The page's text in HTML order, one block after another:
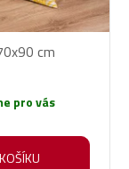
cm
pro vás